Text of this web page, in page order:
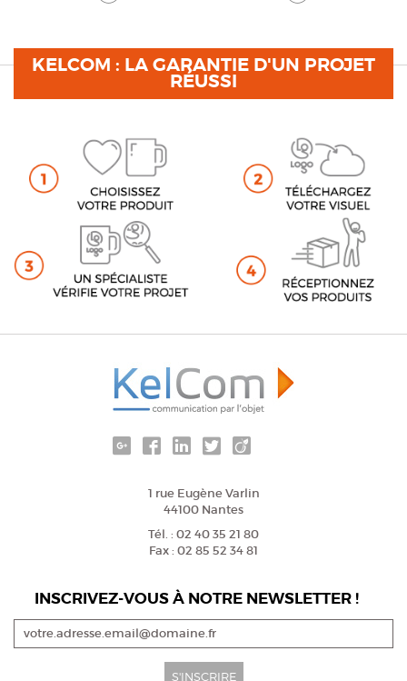
KELCOM : LA GARANTIE D'UN PROJET
RÉUSSI
1 rue Eugène Varlin
44100 Nantes
Tél. : 02 40 35 21 80
Fax : 02 85 52 34 81
INSCRIVEZ-VOUS À NOTRE NEWSLETTER !
S'INSCRIRE